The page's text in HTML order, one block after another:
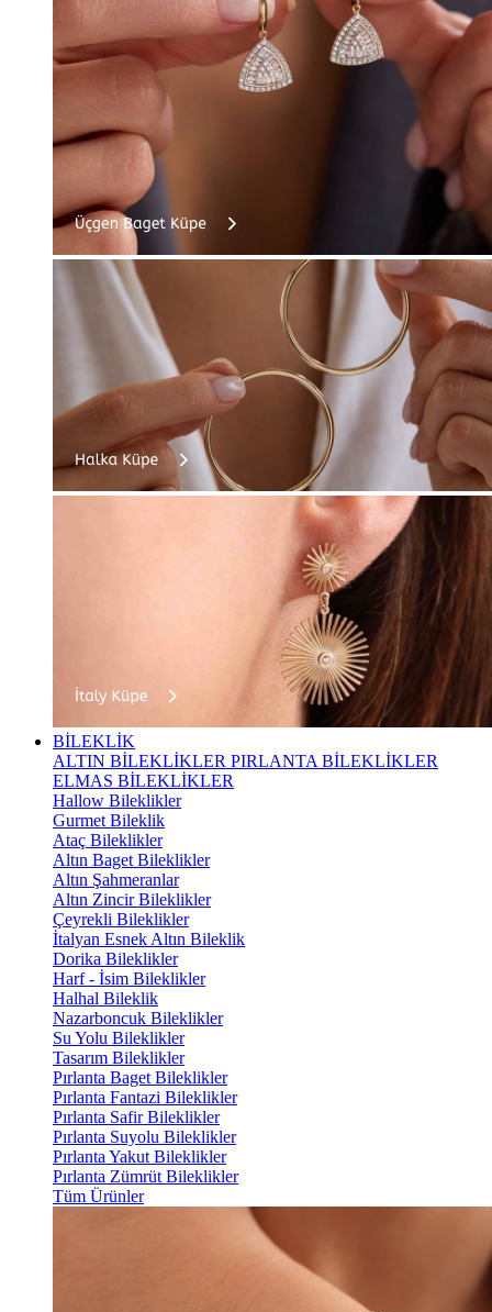
BİLEKLİK
ALTIN BİLEKLİKLER PIRLANTA BİLEKLİKLER
ELMAS BİLEKLİKLER
Hallow Bileklikler
Gurmet Bileklik
Ataç Bileklikler
Altın Baget Bileklikler
Altın Şahmeranlar
Altın Zincir Bileklikler
Çeyrekli Bileklikler
İtalyan Esnek Altın Bileklik
Dorika Bileklikler
Harf - İsim Bileklikler
Halhal Bileklik
Nazarboncuk Bileklikler
Su Yolu Bileklikler
Tasarım Bileklikler
Pırlanta Baget Bileklikler
Pırlanta Fantazi Bileklikler
Pırlanta Safir Bileklikler
Pırlanta Suyolu Bileklikler
Pırlanta Yakut Bileklikler
Pırlanta Zümrüt Bileklikler
Tüm Ürünler